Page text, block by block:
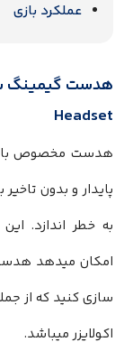
عملکرد بازی
Headset
پایدار و بدون
به خطر اندازد.
امکان میدهد
سازی کنید که از
اکولایزر میباشد.